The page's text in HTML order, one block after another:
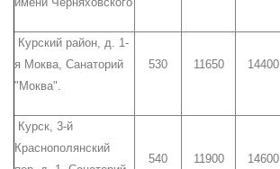
Курский район, д. 1-
я Моква, Санаторий
"Моква".
530 11650 14400
Курск, 3-й
Краснополянский
540 11900 14600